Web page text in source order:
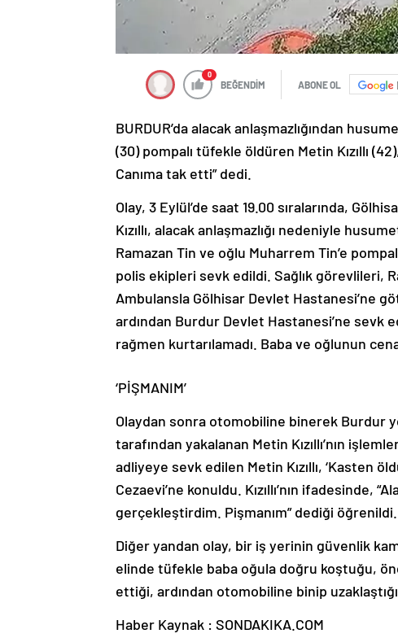
0
BEĞENDİM ABONE OL
BURDUR’da alacak anlaşmazlığından
(30) pompalı tüfekle öldüren Metin Kızıllı
Canıma tak etti” dedi.
Olay, 3 Eylül’de saat 19.00 sıralarında,
Kızıllı, alacak anlaşmazlığı nedeniyle
Ramazan Tin ve oğlu Muharrem Tin’e
polis ekipleri sevk edildi. Sağlık görevlileri,
Ambulansla Gölhisar Devlet Hastanesi’ne
ardından Burdur Devlet Hastanesi’ne sevk
rağmen kurtarılamadı. Baba ve oğlunun
‘PİŞMANIM’
Olaydan sonra otomobiline binerek Burdur
tarafından yakalanan Metin Kızıllı’nın
adliyeye sevk edilen Metin Kızıllı, ‘Kasten
Cezaevi’ne konuldu. Kızıllı’nın ifadesinde,
gerçekleştirdim. Pişmanım” dediği öğrenildi.
Diğer yandan olay, bir iş yerinin güvenlik
elinde tüfekle baba oğula doğru koştuğu,
ettiği, ardından otomobiline binip
Haber Kaynak : SONDAKIKA.COM